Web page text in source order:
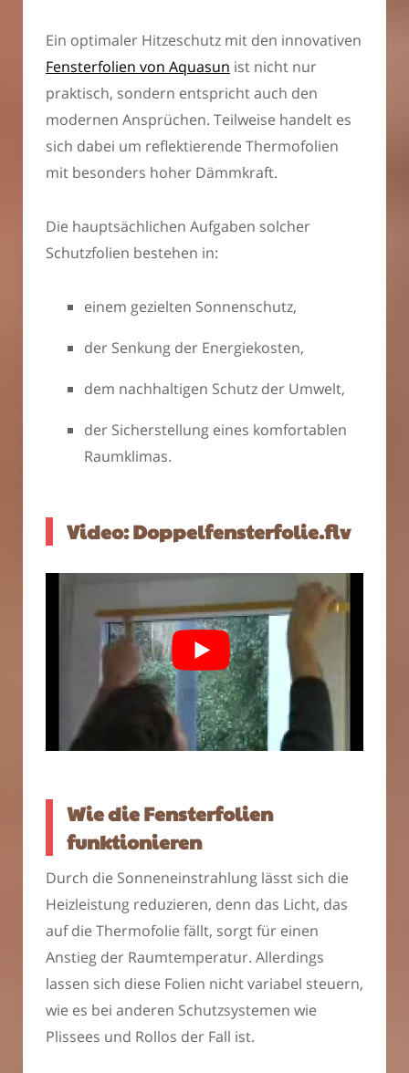
Ein optimaler Hitzeschutz mit den innovativen
Fensterfolien von Aquasun ist nicht nur
praktisch, sondern entspricht auch den
modernen Ansprüchen. Teilweise handelt es
sich dabei um reflektierende Thermofolien
mit besonders hoher Dämmkraft.
Die hauptsächlichen Aufgaben solcher
Schutzfolien bestehen in:
einem gezielten Sonnenschutz,
der Senkung der Energiekosten,
dem nachhaltigen Schutz der Umwelt,
der Sicherstellung eines komfortablen
Raumklimas.
Video: Doppelfensterfolie.flv
Wie die Fensterfolien
funktionieren
Durch die Sonneneinstrahlung lässt sich die
Heizleistung reduzieren, denn das Licht, das
auf die Thermofolie fällt, sorgt für einen
Anstieg der Raumtemperatur. Allerdings
lassen sich diese Folien nicht variabel steuern,
wie es bei anderen Schutzsystemen wie
Plissees und Rollos der Fall ist.